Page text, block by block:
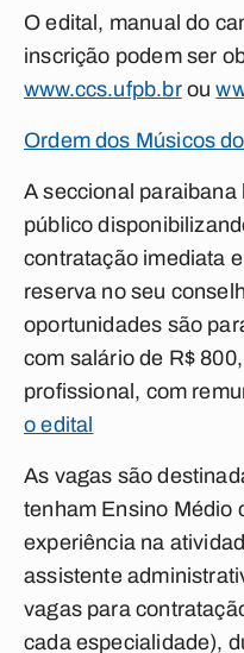
O edital, manual do
inscrição podem ser
www.ccs.ufpb.brou
Ordem dos Músicos
A seccional
público
contratação imediata
reserva no seu
oportunidades são
com salário de R$
profissional, com
o edital
As vagas são
tenham Ensino Médio
experiência na
assistente
vagas para
cada especialidade),